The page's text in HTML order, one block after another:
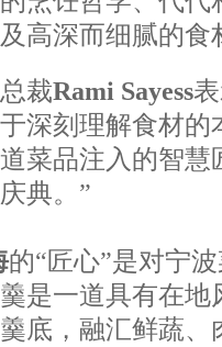
高深而细腻的食
裁Rami Sayess
深刻理解食材
菜品注入的智
典。”
的“匠心”是对宁
是一道具有在
底，融汇鲜蔬